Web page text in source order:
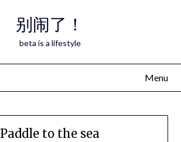
别闹了！
beta is a lifestyle
Menu
Paddle to the sea